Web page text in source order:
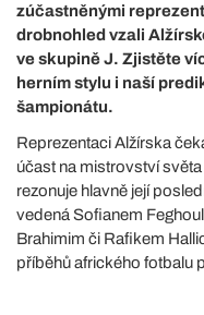
zúčastněnými
drobnohled vzali
ve skupině J. Zjistěte
herním stylu i naší
šampionátu.
Reprezentaci Alžírska
účast na mistrovství
rezonuje hlavně její
vedená Sofianem
Brahimim či Rafikem
příběhů afrického fotbalu